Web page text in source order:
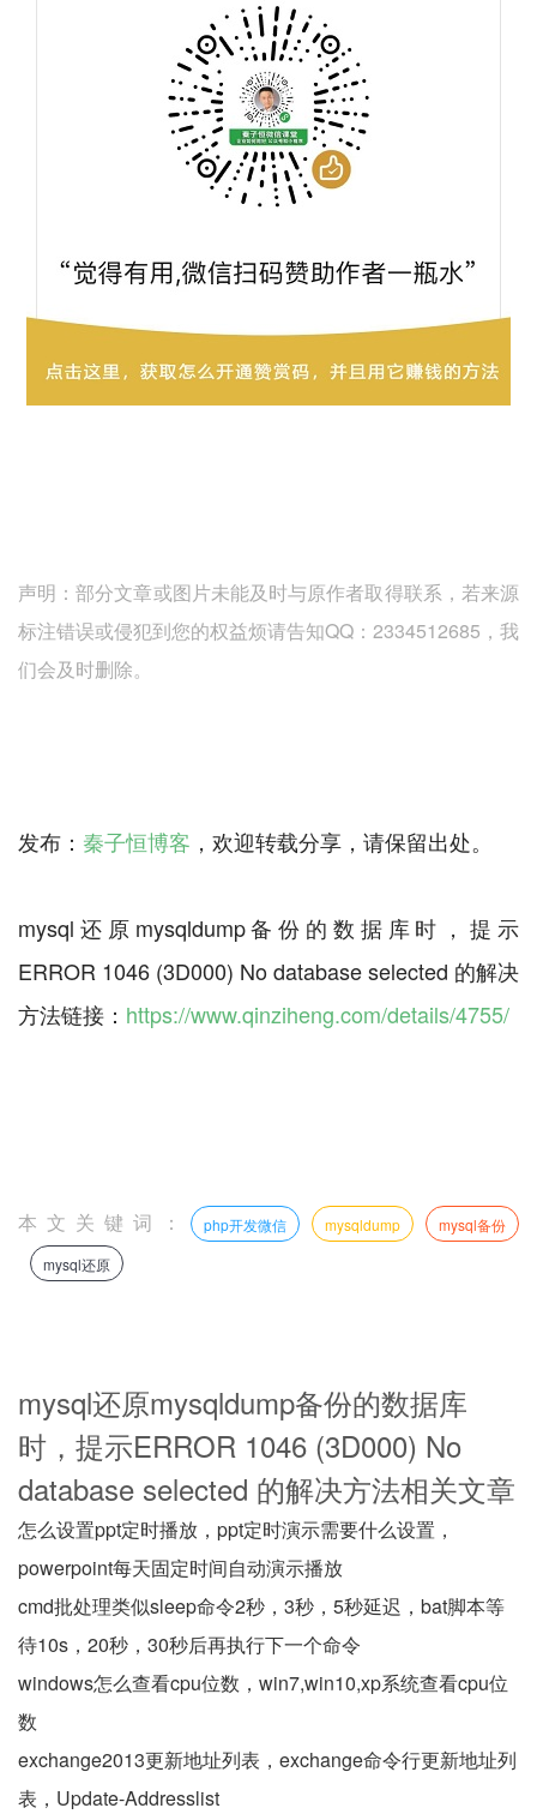
声明：部分文章或图片未能及时与原作者取得联系，若来源
标注错误或侵犯到您的权益烦请告知QQ：2334512685，我
们会及时删除。
发布： 秦子恒博客 ，欢迎转载分享，请保留出处。
mysql还原mysqldump备份的数据库时，提示
ERROR 1046 (3D000) No database selected 的解决
方法链接： https://www.qinziheng.com/details/4755/
本文关键词： php开发微信 mysqldump
mysql备份
mysql还原
mysql还原mysqldump备份的数据库
时，提示ERROR 1046 (3D000) No
database selected 的解决方法相关文章
怎么设置ppt定时播放，ppt定时演示需要什么设置，
powerpoint每天固定时间自动演示播放
cmd批处理类似sleep命令2秒，3秒，5秒延迟，bat脚本等
待10s，20秒，30秒后再执行下一个命令
windows怎么查看cpu位数，win7,win10,xp系统查看cpu位
数
exchange2013更新地址列表，exchange命令行更新地址列
表，Update-Addresslist